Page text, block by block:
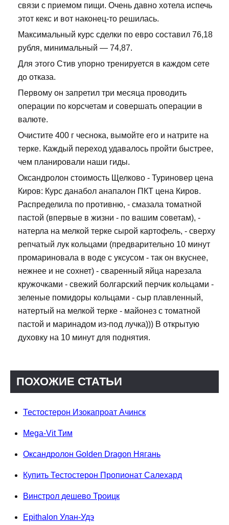
связи с приемом пищи. Очень давно хотела испечь
этот кекс и вот наконец-то решилась.
Максимальный курс сделки по евро составил 76,18
рубля, минимальный — 74,87.
Для этого Стив упорно тренируется в каждом сете
до отказа.
Первому он запретил три месяца проводить
операции по корсчетам и совершать операции в
валюте.
Очистите 400 г чеснока, вымойте его и натрите на
терке. Каждый переход удавалось пройти быстрее,
чем планировали наши гиды.
Оксандролон стоимость Щелково - Туриновер цена
Киров: Курс данабол анапалон ПКТ цена Киров.
Распределила по противню, - смазала томатной
пастой (впервые в жизни - по вашим советам), -
натерла на мелкой терке сырой картофель, - сверху
репчатый лук кольцами (предварительно 10 минут
промариновала в воде с уксусом - так он вкуснее,
нежнее и не сохнет) - сваренный яйца нарезала
кружочками - свежий болгарский перчик кольцами -
зеленые помидоры кольцами - сыр плавленный,
натертый на мелкой терке - майонез с томатной
пастой и маринадом из-под лучка))) В открытую
духовку на 10 минут для поднятия.
ПОХОЖИЕ СТАТЬИ
Тестостерон Изокапроат Ачинск
Mega-Vit Тим
Оксандролон Golden Dragon Нягань
Купить Тестостерон Пропионат Салехард
Винстрол дешево Троицк
Epithalon Улан-Удэ